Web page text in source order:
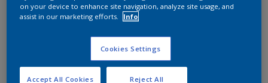
er hard aan om de voorraad aan te vullen.
on your device to enhance site navigation, analyze site usage, and
assist in our marketing efforts.
Info
Cookies Settings
Reject All
Accept All Cookies